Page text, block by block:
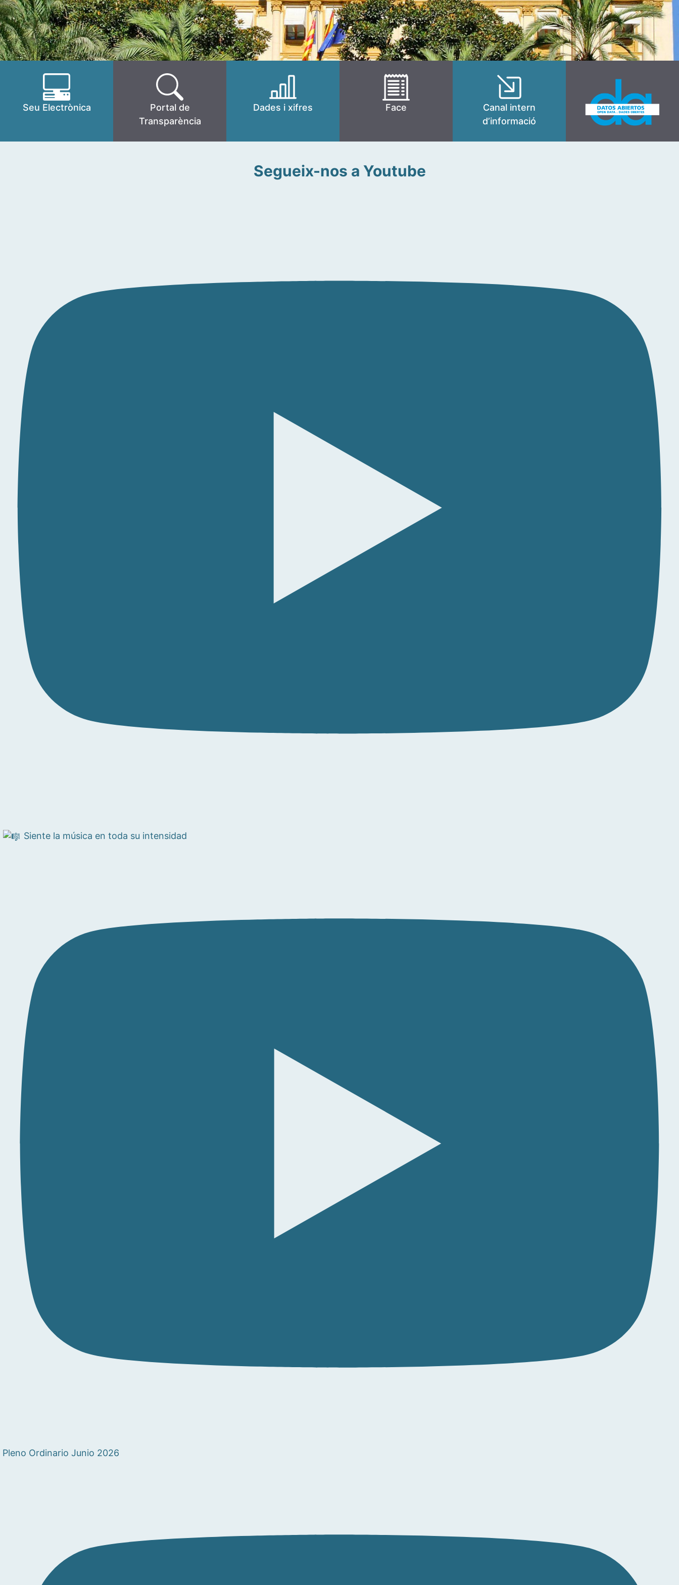
Seu Electrònica
Portal de
Transparència
Dades i xifres Face
Canal intern
d’informació
Segueix-nos a Youtube
Siente la música en toda su intensidad
Pleno Ordinario Junio 2026